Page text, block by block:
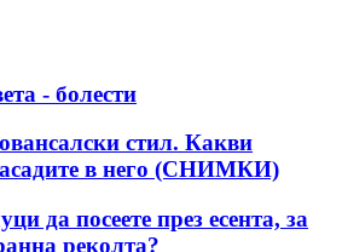
- болести
стил. Какви
в него (СНИМКИ)
да посеете през есента, за
реколта?